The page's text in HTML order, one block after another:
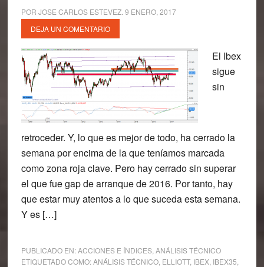
POR JOSE CARLOS ESTEVEZ. 9 ENERO, 2017
DEJA UN COMENTARIO
El Ibex
sigue
sin
retroceder. Y, lo que es mejor de todo, ha cerrado la
semana por encima de la que teníamos marcada
como zona roja clave. Pero hay cerrado sin superar
el que fue gap de arranque de 2016. Por tanto, hay
que estar muy atentos a lo que suceda esta semana.
Y es […]
PUBLICADO EN:ACCIONES E ÍNDICES, ANÁLISIS TÉCNICO
ETIQUETADO COMO:ANÁLISIS TÉCNICO, ELLIOTT, IBEX, IBEX35